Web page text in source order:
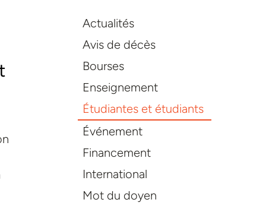
Actualités
Avis de décès
Bourses
Enseignement
Étudiantes et étudiants
Événement
Financement
International
Mot du doyen